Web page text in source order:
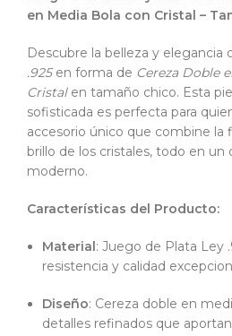
en Media Bola con Cristal –
Descubre la belleza y elegancia
.925en forma de Cereza Doble
Cristalen tamaño chico. Esta
sofisticada es perfecta para
accesorio único que combine la
brillo de los cristales, todo en
moderno.
Características del Producto:
Material: Juego de Plata Ley
resistencia y calidad
Diseño: Cereza doble en
detalles refinados que